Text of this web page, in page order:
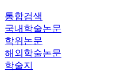
통합검색
국내학술논문
학위논문
해외학술논문
학술지